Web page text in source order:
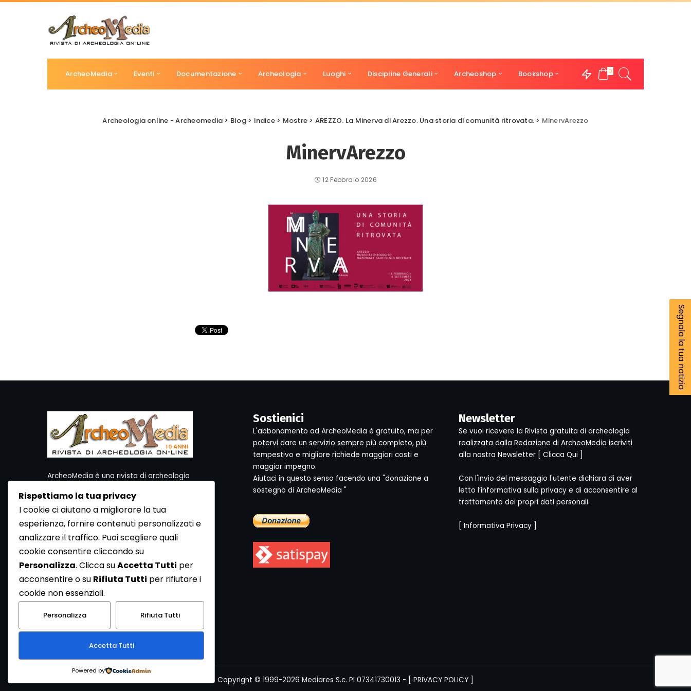
ArcheoMedia Eventi Documentazione Archeologia Luoghi Discipline Generali Archeoshop Bookshop 0
Archeologia online - Archeomedia > Blog> Indice> Mostre > AREZZO. La Minerva di Arezzo. Una storia di comunità ritrovata. > MinervArezzo
MinervArezzo
12 Febbraio 2026
Segnala la tua notizia
ArcheoMedia è una rivista di archeologia
Per contattare la Redazione potete utilizzare i
seguenti recapiti:
Redazione ArcheoMedia c/o Mediares S.c.
Via Gioberti 80/D - 10128 Torino
Tel 011.5806363 - Fax 011.5808561
http://www.mediares.to.it
http://www.didatticatorino.it
Sostienici
L'abbonamento ad ArcheoMedia è gratuito, ma per
potervi dare un servizio sempre più completo, più
tempestivo e migliore richiede maggiori costi e
maggior impegno.
Aiutaci in questo senso facendo una "donazione a
sostegno di ArcheoMedia "
Newsletter
Se vuoi ricevere la Rivista gratuita di archeologia
realizzata dalla Redazione di ArcheoMedia iscriviti
alla nostra Newsletter [ Clicca Qui ]
Con l'invio del messaggio l'utente dichiara di aver
letto l’informativa sulla privacy e di acconsentire al
trattamento dei propri dati personali.
[ Informativa Privacy]
Copyright © 1999-2026 Mediares S.c. PI 07341730013 - [ PRIVACY POLICY ]
Rispettiamo la tua privacy
I cookie ci aiutano a migliorare la tua
esperienza, fornire contenuti personalizzati e
analizzare il traffico. Puoi scegliere quali
cookie consentire cliccando su
Personalizza. Clicca suAccetta Tutti per
acconsentire o su Rifiuta Tutti per rifiutare i
cookie non essenziali.
Personalizza Rifiuta Tutti
Accetta Tutti
Powered by